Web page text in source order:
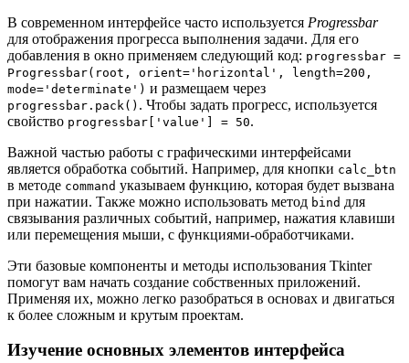
В современном интерфейсе часто используется Progressbar
для отображения прогресса выполнения задачи. Для его
добавления в окно применяем следующий код: progressbar =
Progressbar(root, orient='horizontal', length=200,
mode='determinate') и размещаем через
progressbar.pack() . Чтобы задать прогресс, используется
свойство progressbar['value'] = 50.
Важной частью работы с графическими интерфейсами
является обработка событий. Например, для кнопки calc_btn
в методе command указываем функцию, которая будет вызвана
при нажатии. Также можно использовать метод bind для
связывания различных событий, например, нажатия клавиши
или перемещения мыши, с функциями-обработчиками.
Эти базовые компоненты и методы использования Tkinter
помогут вам начать создание собственных приложений.
Применяя их, можно легко разобраться в основах и двигаться
к более сложным и крутым проектам.
Изучение основных элементов интерфейса